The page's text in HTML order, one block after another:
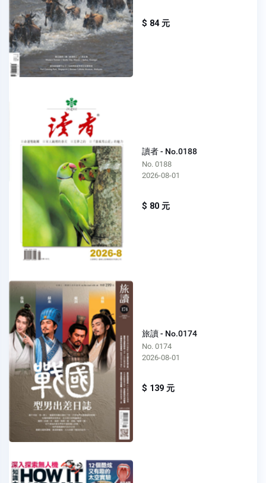
$ 84 元
讀者 - No.0188
No. 0188
2026-08-01
$ 80 元
旅讀 - No.0174
No. 0174
2026-08-01
$ 139 元